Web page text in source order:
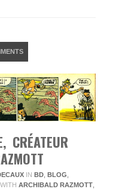
CRÉATEUR
IN BD BLOG
ARCHIBALD RAZMOTT